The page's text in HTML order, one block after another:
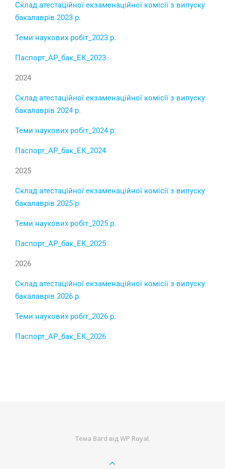
Склад атестаційної екзаменаційної комісії з випуску
бакалаврів 2023 р.
Теми наукових робіт_2023 р.
Паспорт_АР_бак_ЕК_2023
2024
Склад атестаційної екзаменаційної комісії з випуску
бакалаврів 2024 р.
Теми наукових робіт_2024 р.
Паспорт_АР_бак_ЕК_2024
2025
Склад атестаційної екзаменаційної комісії з випуску
бакалаврів 2025 р.
Теми наукових робіт_2025 р.
Паспорт_АР_бак_ЕК_2025
2026
Склад атестаційної екзаменаційної комісії з випуску
бакалаврів 2026 р.
Теми наукових робіт_2026 р.
Паспорт_АР_бак_ЕК_2026
Тема Bard відWP Royal.